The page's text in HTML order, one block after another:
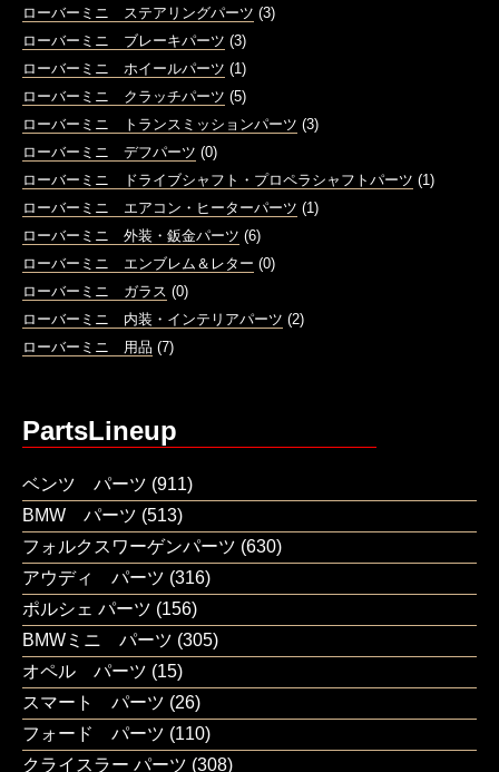
ローバーミニ ステアリングパーツ (3)
ローバーミニ ブレーキパーツ (3)
ローバーミニ ホイールパーツ (1)
ローバーミニ クラッチパーツ (5)
ローバーミニ トランスミッションパーツ (3)
ローバーミニ デフパーツ (0)
ローバーミニ ドライブシャフト・プロペラシャフトパーツ (1)
ローバーミニ エアコン・ヒーターパーツ (1)
ローバーミニ 外装・鈑金パーツ (6)
ローバーミニ エンブレム＆レター (0)
ローバーミニ ガラス (0)
ローバーミニ 内装・インテリアパーツ (2)
ローバーミニ 用品 (7)
PartsLineup
ベンツ パーツ (911)
BMW パーツ (513)
フォルクスワーゲンパーツ (630)
アウディ パーツ (316)
ポルシェ パーツ (156)
BMWミニ パーツ (305)
オペル パーツ (15)
スマート パーツ (26)
フォード パーツ (110)
クライスラー パーツ (308)